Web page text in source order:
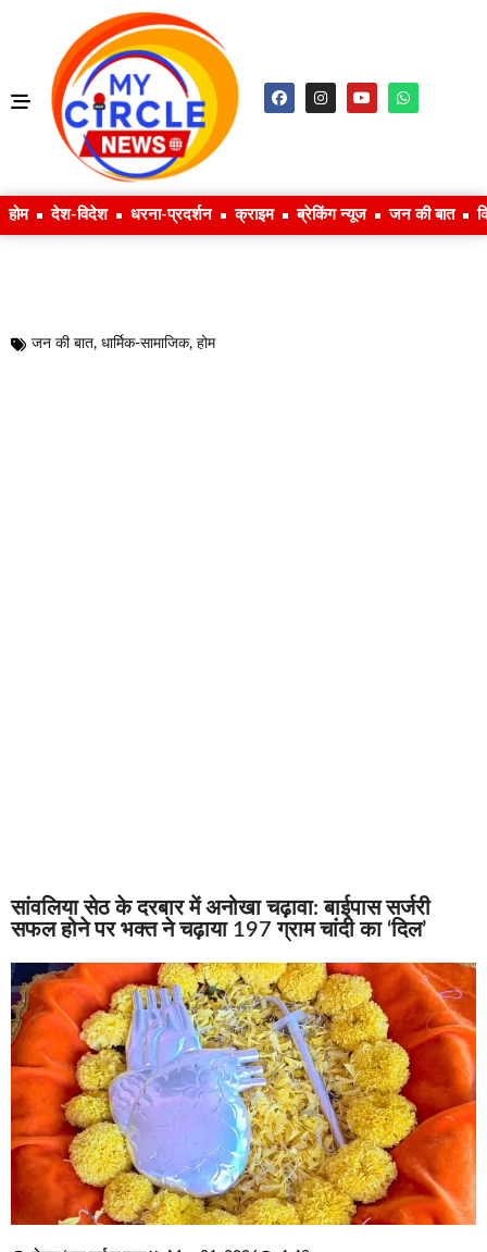
होम देश-विदेश धरना-प्रदर्शन क्राइम ब्रेकिंग न्यूज जन की बात
जन की बात, धार्मिक-सामाजिक, होम
सांवलिया सेठ के दरबार में अनोखा चढ़ावा: बाईपास सर्जरी
सफल होने पर भक्त ने चढ़ाया 197 ग्राम चांदी का ‘दिल’